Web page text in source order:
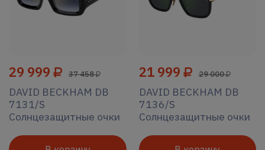
29 999 37 458
DAVID BECKHAM DB
7131/S
Солнцезащитные очки
21 999 29 000
DAVID BECKHAM DB
7136/S
Солнцезащитные очки